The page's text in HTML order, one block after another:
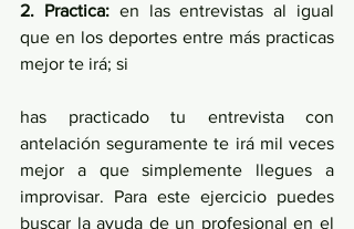
2. Practica: en las entrevistas al igual
que en los deportes entre más practicas
mejor te irá; si
has practicado tu entrevista con
antelación seguramente te irá mil veces
mejor a que simplemente llegues a
improvisar. Para este ejercicio puedes
buscar la ayuda de un profesional en el